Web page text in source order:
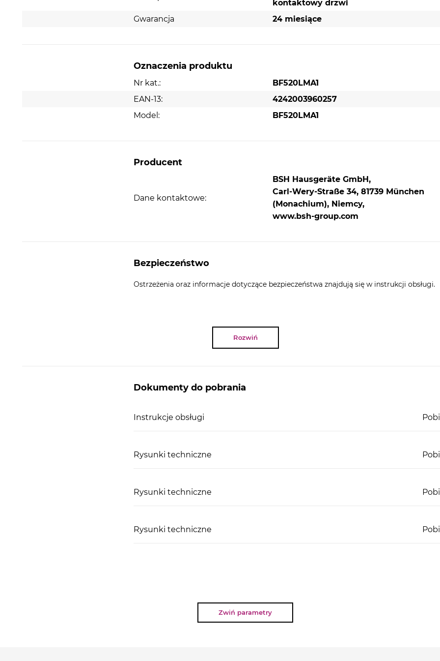
Minimalna szerokość instalacyjna (mm): 560 mm
Maksymalna szerokość instalacyjna (mm): 568 mm
Głębokość instalacyjna (mm): 300 mm
uziemieniem
Długość kabla przyłączeniowego: 130,0 cm
Napięcie: 220-230 V
rozwiązaniem dla osób, które urządzają kuchnię od postaw albo są w trakcie jej remontu. Mikrofala ma
kontaktowy drzwi
Gwarancja
24 miesiące
Oznaczenia produktu
Nr kat.:
BF520LMA1
EAN-13:
4242003960257
Model:
BF520LMA1
Producent
Dane kontaktowe:
BSH Hausgeräte GmbH,
Carl-Wery-Straße 34, 81739 München
(Monachium), Niemcy,
www.bsh-group.com
Bezpieczeństwo
Ostrzeżenia oraz informacje dotyczące bezpieczeństwa znajdują się w instrukcji obsługi.
Rozwiń
Dokumenty do pobrania
Instrukcje obsługi
Rysunki techniczne
Rysunki techniczne
Rysunki techniczne
Zwiń parametry